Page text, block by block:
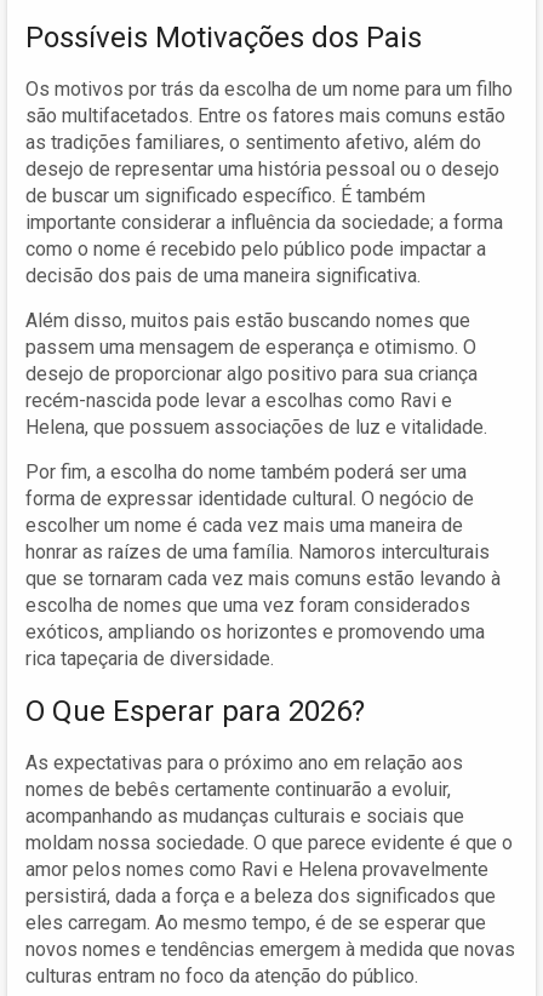
Possíveis Motivações dos Pais
Os motivos por trás da escolha de um nome para um filho
são multifacetados. Entre os fatores mais comuns estão
as tradições familiares, o sentimento afetivo, além do
desejo de representar uma história pessoal ou o desejo
de buscar um significado específico. É também
importante considerar a influência da sociedade; a forma
como o nome é recebido pelo público pode impactar a
decisão dos pais de uma maneira significativa.
Além disso, muitos pais estão buscando nomes que
passem uma mensagem de esperança e otimismo. O
desejo de proporcionar algo positivo para sua criança
recém-nascida pode levar a escolhas como Ravi e
Helena, que possuem associações de luz e vitalidade.
Por fim, a escolha do nome também poderá ser uma
forma de expressar identidade cultural. O negócio de
escolher um nome é cada vez mais uma maneira de
honrar as raízes de uma família. Namoros interculturais
que se tornaram cada vez mais comuns estão levando à
escolha de nomes que uma vez foram considerados
exóticos, ampliando os horizontes e promovendo uma
rica tapeçaria de diversidade.
O Que Esperar para 2026?
As expectativas para o próximo ano em relação aos
nomes de bebês certamente continuarão a evoluir,
acompanhando as mudanças culturais e sociais que
moldam nossa sociedade. O que parece evidente é que o
amor pelos nomes como Ravi e Helena provavelmente
persistirá, dada a força e a beleza dos significados que
eles carregam. Ao mesmo tempo, é de se esperar que
novos nomes e tendências emergem à medida que novas
culturas entram no foco da atenção do público.